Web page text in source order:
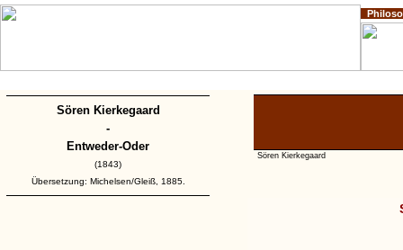
Sören Kierkegaard
-
Entweder-Oder
(1843)
Übersetzung: Michelsen/Gleiß, 1885.
Sören Kierkegaard